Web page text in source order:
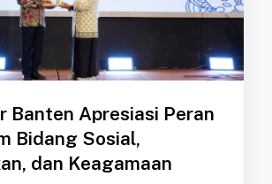
Banten Apresiasi Peran
Bidang Sosial,
dan Keagamaan